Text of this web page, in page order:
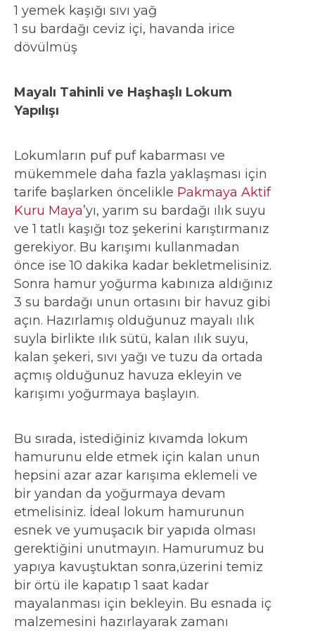
1 yemek kaşığı sıvı yağ
1 su bardağı ceviz içi, havanda irice
dövülmüş
Mayalı Tahinli ve Haşhaşlı Lokum
Yapılışı
Lokumların puf puf kabarması ve
mükemmele daha fazla yaklaşması için
tarife başlarken öncelikle Pakmaya Aktif
Kuru Maya’yı, yarım su bardağı ılık suyu
ve 1 tatlı kaşığı toz şekerini karıştırmanız
gerekiyor. Bu karışımı kullanmadan
önce ise 10 dakika kadar bekletmelisiniz.
Sonra hamur yoğurma kabınıza aldığınız
3 su bardağı unun ortasını bir havuz gibi
açın. Hazırlamış olduğunuz mayalı ılık
suyla birlikte ılık sütü, kalan ılık suyu,
kalan şekeri, sıvı yağı ve tuzu da ortada
açmış olduğunuz havuza ekleyin ve
karışımı yoğurmaya başlayın.
Bu sırada, istediğiniz kıvamda lokum
hamurunu elde etmek için kalan unun
hepsini azar azar karışıma eklemeli ve
bir yandan da yoğurmaya devam
etmelisiniz. İdeal lokum hamurunun
esnek ve yumuşacık bir yapıda olması
gerektiğini unutmayın. Hamurumuz bu
yapıya kavuştuktan sonra,üzerini temiz
bir örtü ile kapatıp 1 saat kadar
mayalanması için bekleyin. Bu esnada iç
malzemesini hazırlayarak zamanı